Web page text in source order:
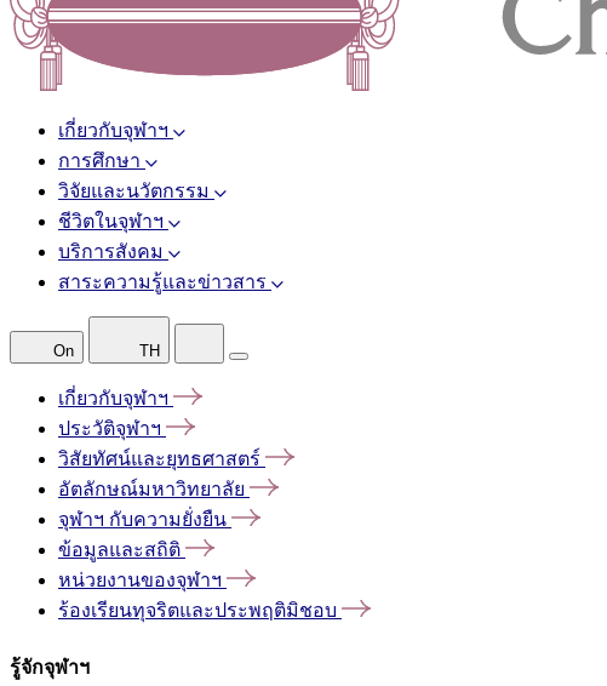
เกี่ยวกับจุฬาฯ
การศึกษา
วิจัยและนวัตกรรม
ชีวิตในจุฬาฯ
บริการสังคม
สาระความรู้และข่าวสาร
On TH
เกี่ยวกับจุฬาฯ
ประวัติจุฬาฯ
วิสัยทัศน์และยุทธศาสตร์
อัตลักษณ์มหาวิทยาลัย
จุฬาฯ กับความยั่งยืน
ข้อมูลและสถิติ
หน่วยงานของจุฬาฯ
ร้องเรียนทุจริตและประพฤติมิชอบ
รู้จักจุฬาฯ